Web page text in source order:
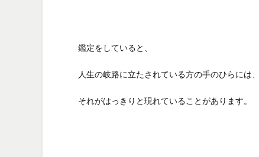
鑑定をしていると、
人生の岐路に立たされている方の手のひらには、
それがはっきりと現れていることがあります。